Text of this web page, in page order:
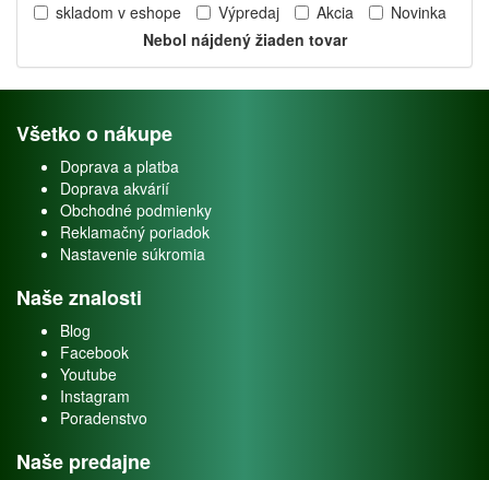
skladom v eshope Výpredaj Akcia
Novinka
Nebol nájdený žiaden tovar
Všetko o nákupe
Doprava a platba
Doprava akvárií
Obchodné podmienky
Reklamačný poriadok
Nastavenie súkromia
Naše znalosti
Blog
Facebook
Youtube
Instagram
Poradenstvo
Naše predajne